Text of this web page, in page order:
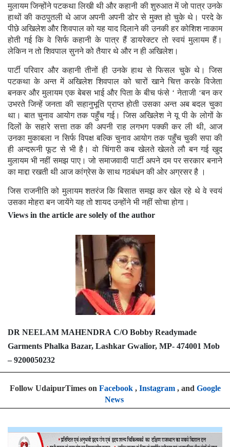
मुलायम जिन्होंने पटकथा लिखी थी और कहानी की शुरुआत में जो पात्र उनके
हाथों की कठपुतली थे आज अपनी अपनी डोर से मुक्त हो चुके थे। परदे के
पीछे अखिलेश और शिवपाल को यह याद दिलाने की उनकी हर कोशिश नाकाम
होती गई कि वे सिर्फ कहानी के पात्र हैं डायरेक्टर तो स्वयं मुलायम हैं।
लेकिन न तो शिवपाल सुनने को तैयार थे और न ही अखिलेश।
पार्टी परिवार और कहानी तीनों ही उनके हाथ से फिसल चुके थे। जिस
पटकथा के अन्त में अखिलेश शिवपाल को चारों खाने चित्त करके विजेता
बनकर और मुलायम एक बेबस भाई और पिता के बीच फंसे ‘ नेताजी ‘बन कर
उभरते जिन्हें जनता की सहानुभूति प्राप्त होती उसका अन्त अब बदल चुका
था। बात चुनाव आयोग तक पहुँच गई। जिस अखिलेश ने यू पी के लोगों के
दिलों के सहारे सत्ता तक की अपनी राह लगभग पक्की कर ली थी, आज
उनका मुकाबला न सिर्फ विपक्ष बल्कि चुनाव आयोग तक पहुँच चुकी सपा की
ही अन्दरूनी फूट से भी है। वो चिंगारी कब खेलते खेलते लौ बन गई खुद
मुलायम भी नहीं समझ पाए। जो समाजवादी पार्टी अपने दम पर सरकार बनाने
का माद्दा रखती थी आज कांग्रेस के साथ गठबंधन की ओर अग्रसर है ।
जिस राजनीति को मुलायम शतरंज कि बिसात समझ कर खेल रहे थे वे स्वयं
उसका मोहरा बन जायेंगे यह तो शायद उन्होंने भी नहीं सोचा होगा।
Views in the article are solely of the author
DR NEELAM MAHENDRA C/O Bobby Readymade
Garments Phalka Bazar, Lashkar Gwalior, MP- 474001 Mob
– 9200050232
Follow UdaipurTimes on Facebook, Instagram, and Google
News